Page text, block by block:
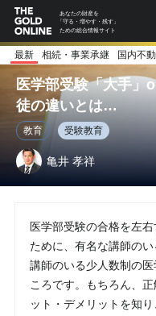
あなたの財産を
「守る・増やす・残す」
ための総合情報サイト
最新 相続・事業承継 国内不
医学部受験「大手」
徒の違いとは…
教育 受験教育
亀井 孝祥
医学部受験の合格を左
ために、有名な講師の
講師のいる少人数制の
ころです。もちろん、
ット・デメリットを知